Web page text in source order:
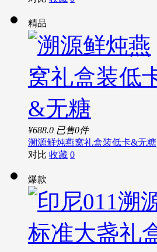
精品
¥688.0 已售0件
溯源鲜炖燕窝礼盒装低卡&无糖
对比 收藏 0
爆款